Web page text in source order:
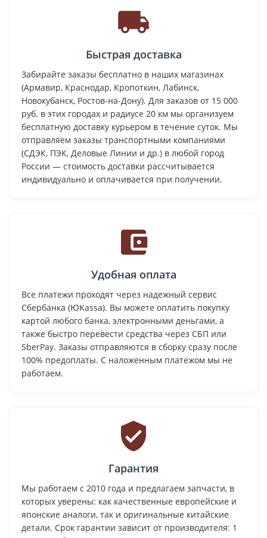
Быстрая доставка
Забирайте заказы бесплатно в наших магазинах
(Армавир, Краснодар, Кропоткин, Лабинск,
Новокубанск, Ростов-на-Дону). Для заказов от 15 000
руб. в этих городах и радиусе 20 км мы организуем
бесплатную доставку курьером в течение суток. Мы
отправляем заказы транспортными компаниями
(СДЭК, ПЭК, Деловые Линии и др.) в любой город
России — стоимость доставки рассчитывается
индивидуально и оплачивается при получении.
Удобная оплата
Все платежи проходят через надежный сервис
Сбербанка (ЮKassa). Вы можете оплатить покупку
картой любого банка, электронными деньгами, а
также быстро перевести средства через СБП или
SberPay. Заказы отправляются в сборку сразу после
100% предоплаты. С наложенным платежом мы не
работаем.
Гарантия
Мы работаем с 2010 года и предлагаем запчасти, в
которых уверены: как качественные европейские и
японские аналоги, так и оригинальные китайские
детали. Срок гарантии зависит от производителя: 1